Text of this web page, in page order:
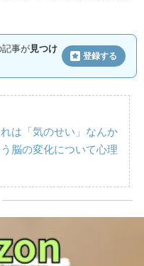
記事が見つけ
登録する
は「気のせい」なんか
脳の変化について心理